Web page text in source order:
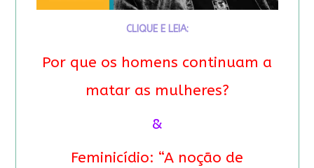
CLIQUE E LEIA:
Por que os homens continuam a
matar as mulheres?
&
Feminicídio: “A noção de